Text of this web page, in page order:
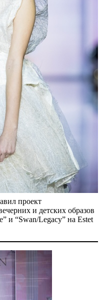
проект
и детских образов
и “Swan/Legacy” на Estet